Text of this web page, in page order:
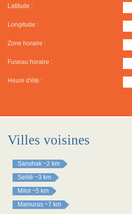
Latitude :
Longitude :
Zone horaire :
Fuseau horaire :
Heure d'été :
Villes voisines
Sanxhak ~2 km
Selitë ~3 km
Milot ~5 km
Mamuras ~7 km